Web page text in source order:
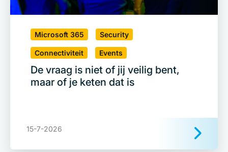
Microsoft 365 Security
Connectiviteit Events
De vraag is niet of jij veilig bent,
maar of je keten dat is
15-7-2026